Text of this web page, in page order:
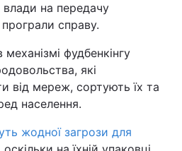
на передачу
програли справу.
фудбенкінгу
які
від мереж, сортують їх та
населення.
жодної загрози для